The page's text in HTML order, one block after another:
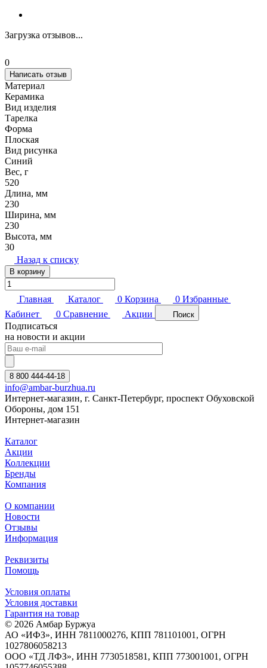
Загрузка отзывов...
0
Написать отзыв
Материал
Керамика
Вид изделия
Тарелка
Форма
Плоская
Вид рисунка
Синий
Вес, г
520
Длина, мм
230
Ширина, мм
230
Высота, мм
30
Назад к списку
В корзину
Главная Каталог 0 Корзина 0 Избранные
Кабинет
0 Сравнение Акции Поиск
Подписаться
на новости и акции
8 800 444-44-18
info@ambar-burzhua.ru
Интернет-магазин, г. Санкт-Петербург, проспект Обуховской
Обороны, дом 151
Интернет-магазин
Каталог
Акции
Коллекции
Бренды
Компания
О компании
Новости
Отзывы
Информация
Реквизиты
Помощь
Условия оплаты
Условия доставки
Гарантия на товар
© 2026 Амбар Буржуа
АО «ИФЗ», ИНН 7811000276, КПП 781101001, ОГРН
1027806058213
ООО «ТД ЛФЗ», ИНН 7730518581, КПП 773001001, ОГРН